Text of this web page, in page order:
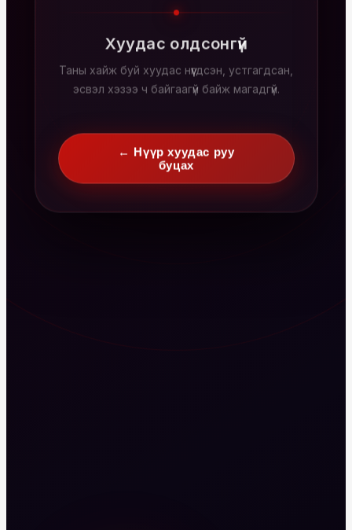
Хуудас олдсонгүй
Таны хайж буй хуудас нүүгдсэн, устгагдсан,
эсвэл хэзээ ч байгаагүй байж магадгүй.
← Нүүр хуудас руу
буцах